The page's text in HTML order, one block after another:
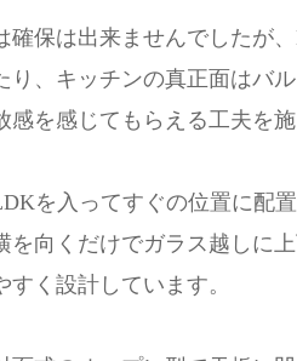
確保は出来ませんでしたが
り、キッチンの真正面はバ
感を感じてもらえる工夫を
を入ってすぐの位置に配
を向くだけでガラス越しに
すく設計しています。